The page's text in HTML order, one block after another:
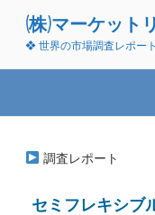
ン
(株)マーケット
❖ 世界の市場調査レポー
調査レポート
セミフレキシブ